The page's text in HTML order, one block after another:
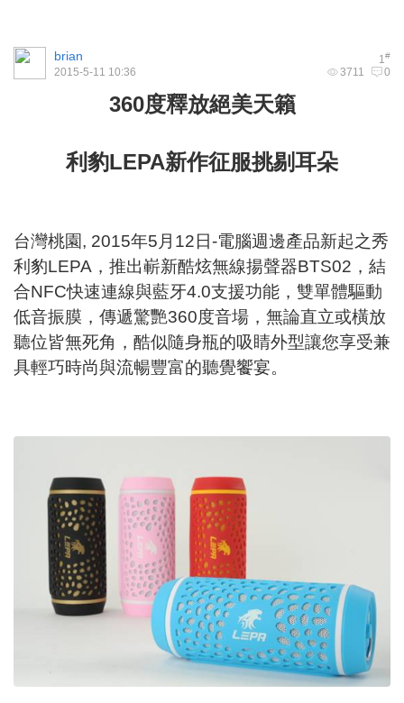
1#
brian
3711 0
2015-5-11 10:36
360度釋放絕美天籟
利豹LEPA新作征服挑剔耳朵
台灣桃園, 2015年5月12日-電腦週邊產品新起之秀
利豹LEPA，推出嶄新酷炫無線揚聲器BTS02，結
合NFC快速連線與藍牙4.0支援功能，雙單體驅動
低音振膜，傳遞驚艷360度音場，無論直立或橫放
聽位皆無死角，酷似隨身瓶的吸睛外型讓您享受兼
具輕巧時尚與流暢豐富的聽覺饗宴。